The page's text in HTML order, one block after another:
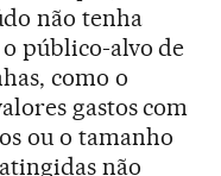
não tenha
público-alvo de
como o
gastos com
ou o tamanho
não